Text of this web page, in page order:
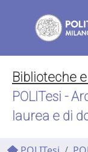
Biblioteche
POLITesi -
laurea e di